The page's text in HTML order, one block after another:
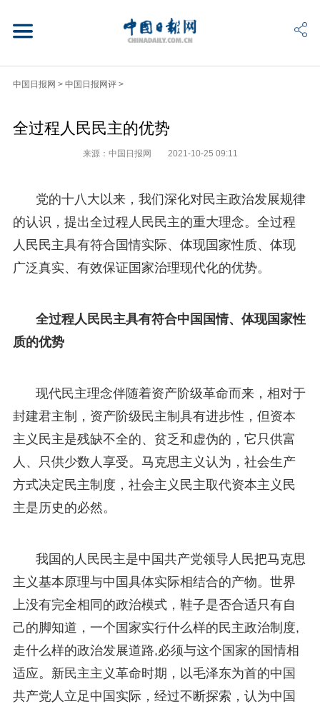
中国日报网 > 中国日报网评>
全过程人民民主的优势
来源：中国日报网 2021-10-25 09:11
党的十八大以来，我们深化对民主政治发展规律
的认识，提出全过程人民民主的重大理念。全过程
人民民主具有符合国情实际、体现国家性质、体现
广泛真实、有效保证国家治理现代化的优势。
全过程人民民主具有符合中国国情、体现国家性
质的优势
现代民主理念伴随着资产阶级革命而来，相对于
封建君主制，资产阶级民主制具有进步性，但资本
主义民主是残缺不全的、贫乏和虚伪的，它只供富
人、只供少数人享受。马克思主义认为，社会生产
方式决定民主制度，社会主义民主取代资本主义民
主是历史的必然。
我国的人民民主是中国共产党领导人民把马克思
主义基本原理与中国具体实际相结合的产物。世界
上没有完全相同的政治模式，鞋子是否合适只有自
己的脚知道，一个国家实行什么样的民主政治制度,
走什么样的政治发展道路,必须与这个国家的国情相
适应。新民主主义革命时期，以毛泽东为首的中国
共产党人立足中国实际，经过不断探索，认为中国